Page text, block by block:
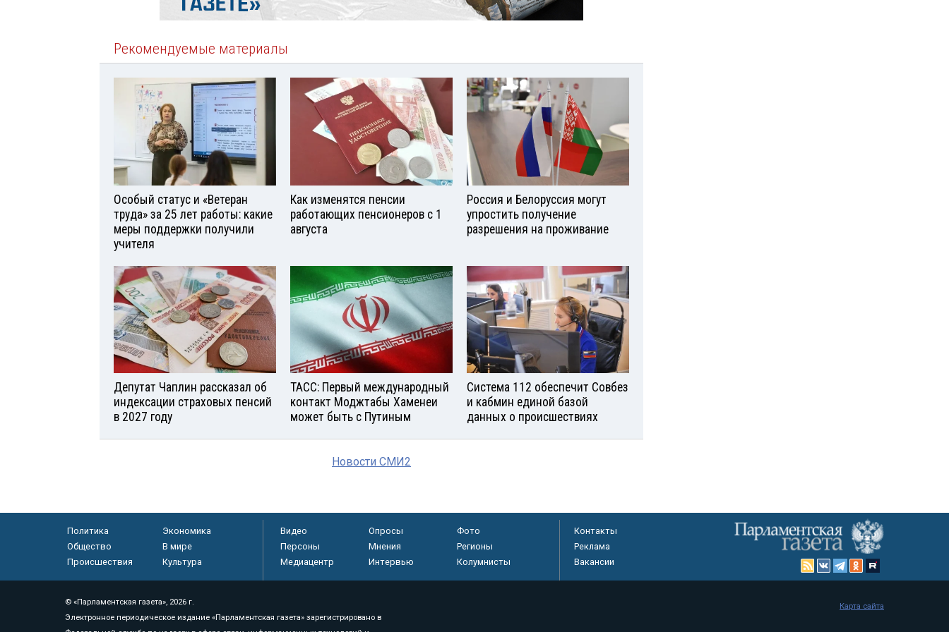
Рекомендуемые материалы
Особый статус и «Ветеран
труда» за 25 лет работы: какие
меры поддержки получили
учителя
Как изменятся пенсии
работающих пенсионеров с 1
августа
Россия и Белоруссия могут
упростить получение
разрешения на проживание
Депутат Чаплин рассказал об
индексации страховых пенсий
в 2027 году
ТАСС: Первый международный
контакт Моджтабы Хаменеи
может быть с Путиным
Система 112 обеспечит Совбез
и кабмин единой базой
данных о происшествиях
Новости СМИ2
Политика
Экономика
Общество
В мире
Происшествия
Культура
Видео Опросы
Фото
Персоны
Мнения
Регионы
Медиацентр
Интервью Колумнисты
Контакты
Реклама
Вакансии
© «Парламентская газета», 2026 г.
Электронное периодическое издание «Парламентская газета» зарегистрировано в
Карта сайта